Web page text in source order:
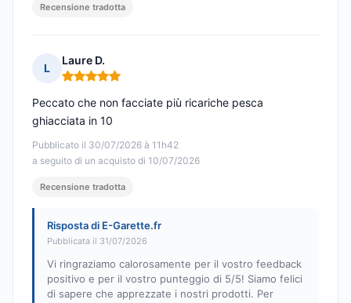
Recensione tradotta
L
Laure D.
Nota: 5 su 5
Pubblicato il 30/07/2026 à 11h42
a seguito di un acquisto di 10/07/2026
Peccato che non facciate più ricariche pesca
ghiacciata in 10
Recensione tradotta
Risposta di E-Garette.fr
Pubblicata il 31/07/2026
Vi ringraziamo calorosamente per il vostro feedback
positivo e per il vostro punteggio di 5/5! Siamo felici
di sapere che apprezzate i nostri prodotti. Per